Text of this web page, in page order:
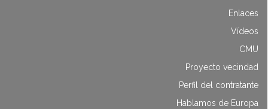
Enlaces
Vídeos
CMU
Proyecto vecindad
Perfil del contratante
Hablamos de Europa